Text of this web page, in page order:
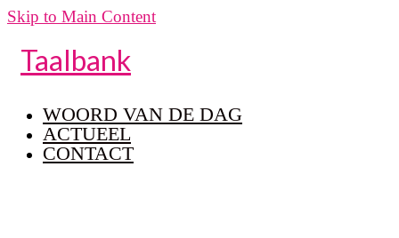
Skip to Main Content
Taalbank
WOORD VAN DE DAG
ACTUEEL
CONTACT